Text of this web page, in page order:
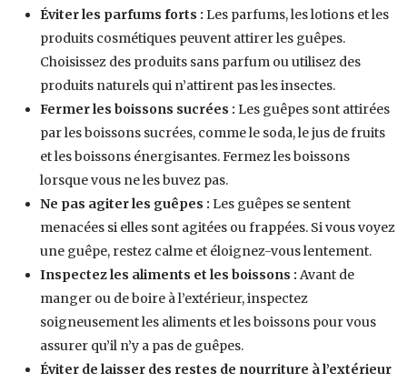
Éviter les parfums forts : Les parfums, les lotions et les
produits cosmétiques peuvent attirer les guêpes.
Choisissez des produits sans parfum ou utilisez des
produits naturels qui n’attirent pas les insectes.
Fermer les boissons sucrées : Les guêpes sont attirées
par les boissons sucrées, comme le soda, le jus de fruits
et les boissons énergisantes. Fermez les boissons
lorsque vous ne les buvez pas.
Ne pas agiter les guêpes : Les guêpes se sentent
menacées si elles sont agitées ou frappées. Si vous voyez
une guêpe, restez calme et éloignez-vous lentement.
Inspectez les aliments et les boissons : Avant de
manger ou de boire à l’extérieur, inspectez
soigneusement les aliments et les boissons pour vous
assurer qu’il n’y a pas de guêpes.
Éviter de laisser des restes de nourriture à l’extérieur